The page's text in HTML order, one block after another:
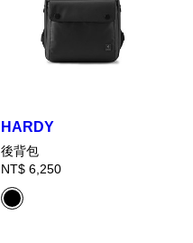
HARDY
後背包
NT$ 6,250